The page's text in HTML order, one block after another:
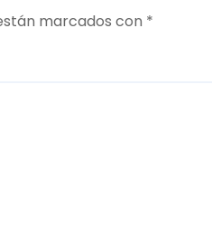
marcados con *